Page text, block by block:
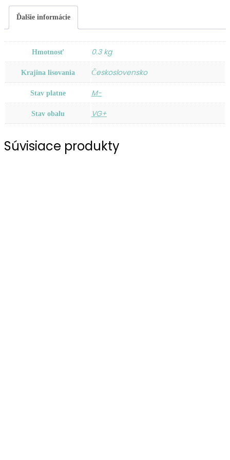
Ďalšie informácie
Hmotnosť 0.3 kg
Krajina lisovania Československo
Stav platne M-
Stav obalu VG+
Súvisiace produkty